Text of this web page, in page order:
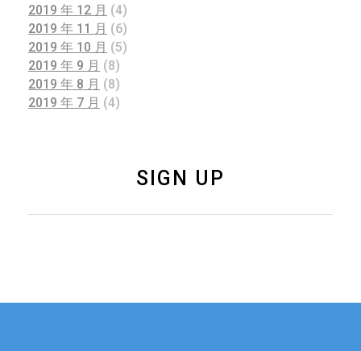
2019 年 12 月 (4)
2019 年 11 月 (6)
2019 年 10 月 (5)
2019 年 9 月 (8)
2019 年 8 月 (8)
2019 年 7 月 (4)
SIGN UP